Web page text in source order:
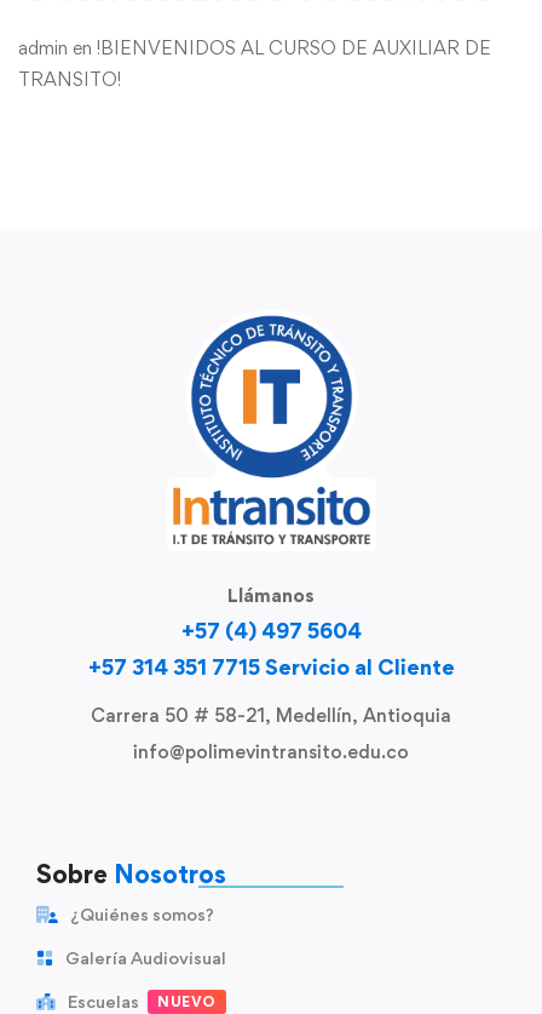
admin en !BIENVENIDOS AL CURSO DE AUXILIAR DE
TRANSITO!
Llámanos
+57 (4) 497 5604
+57 314 351 7715 Servicio al Cliente
Carrera 50 # 58-21, Medellín, Antioquia
info@polimevintransito.edu.co
Sobre Nosotros
¿Quiénes somos?
Galería Audiovisual
Escuelas NUEVO